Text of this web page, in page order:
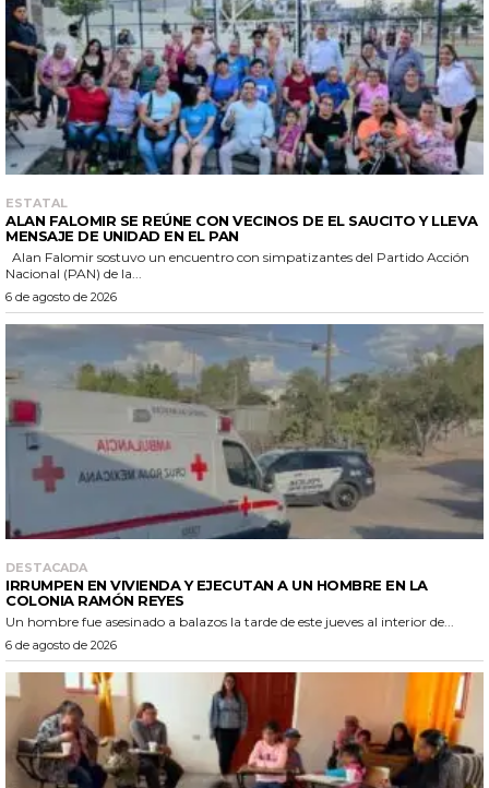
ESTATAL
ALAN FALOMIR SE REÚNE CON VECINOS DE EL SAUCITO Y LLEVA
MENSAJE DE UNIDAD EN EL PAN
Nacional (PAN) de la...
6 de agosto de 2026
DESTACADA
IRRUMPEN EN VIVIENDA Y EJECUTAN A UN HOMBRE EN LA
COLONIA RAMÓN REYES
Un hombre fue asesinado a balazos la tarde de este jueves al interior de...
6 de agosto de 2026